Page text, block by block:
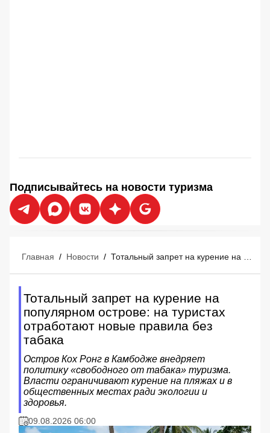
Подписывайтесь на новости туризма
Главная / Новости /
Тотальный запрет на курение на
популярном острове: на туристах
отработают новые правила без
табака
Остров Кох Ронг в Камбодже внедряет
политику «свободного от табака» туризма.
Власти ограничивают курение на пляжах и в
общественных местах ради экологии и
здоровья.
09.08.2026 06:00